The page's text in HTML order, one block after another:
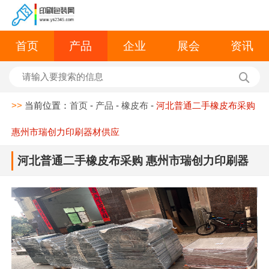
首页 产品 企业 展会 资讯
>> 当前位置：首页 - 产品 -橡皮布 -河北普通二手橡皮布采购
惠州市瑞创力印刷器材供应
河北普通二手橡皮布采购 惠州市瑞创力印刷器